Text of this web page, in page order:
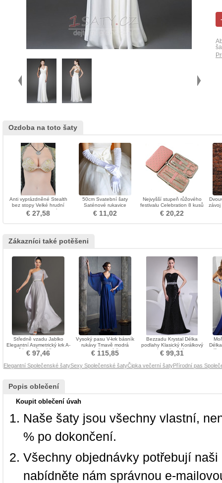
Ozdoba na toto šaty
Anti vyprázdněné Stealth
bez stopy Velké hrudní
pasta Neviditelná
podprsenka
€ 27,58
50cm Svatební šaty
Saténové rukavice
Performance Stage
Performance Dlouhé
€ 11,02
Nejvyšší stupeň růžového
festivalu Celebration 8 kusů
Reklama Nail Clippers
€ 20,22
závoj
Zákazníci také potěšeni
Středně vzadu Jablko
Elegantní Asymetrický krk A-
Čára Večerní šaty
€ 97,46
Vysoký pasu V-krk básník
rukávy Tmavě modrá
Společenské šaty
€ 115,85
Bezzadu Krystal Délka
podlahy Klasický Korálkový
pás Večerní šaty
€ 99,31
Elegantní Společenské šatySexy Společenské šatyČipka večerní šatyPřírodní pas
Popis oblečení
Koupit oblečení úvah
Naše šaty jsou všechny vlastní,
% po dokončení.
Všechny objednávky potřebují
nabídněte nám správnou e-